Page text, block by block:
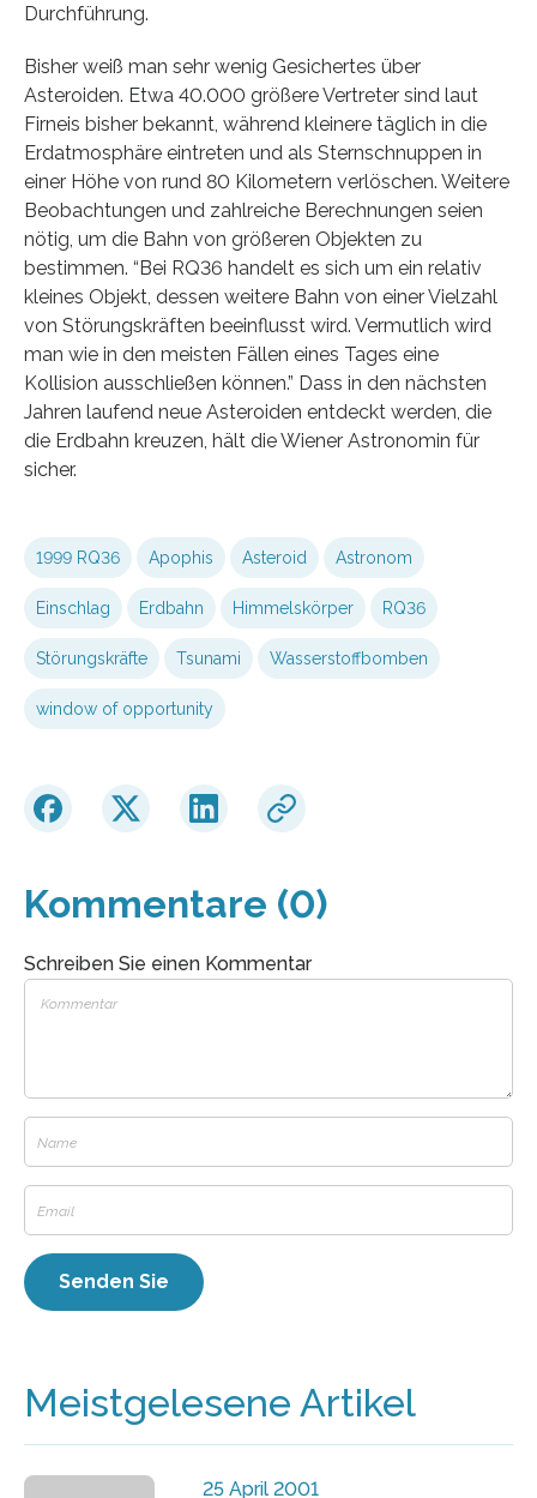
Durchführung.
Bisher weiß man sehr wenig Gesichertes über
Asteroiden. Etwa 40.000 größere Vertreter sind laut
Firneis bisher bekannt, während kleinere täglich in die
Erdatmosphäre eintreten und als Sternschnuppen in
einer Höhe von rund 80 Kilometern verlöschen. Weitere
Beobachtungen und zahlreiche Berechnungen seien
nötig, um die Bahn von größeren Objekten zu
bestimmen. “Bei RQ36 handelt es sich um ein relativ
kleines Objekt, dessen weitere Bahn von einer Vielzahl
von Störungskräften beeinflusst wird. Vermutlich wird
man wie in den meisten Fällen eines Tages eine
Kollision ausschließen können.” Dass in den nächsten
Jahren laufend neue Asteroiden entdeckt werden, die
die Erdbahn kreuzen, hält die Wiener Astronomin für
sicher.
1999 RQ36 Apophis Asteroid Astronom
Einschlag Erdbahn Himmelskörper RQ36
Störungskräfte Tsunami Wasserstoffbomben
window of opportunity
Kommentare (0)
Schreiben Sie einen Kommentar
Meistgelesene Artikel
25 April 2001